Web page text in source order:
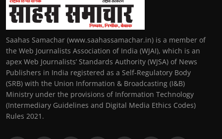
Saahas Samachar (www.saahassamachar.in) is a member of
the Web Journalists Association of India (WJAI), which is an
apex Web Journalists’ Standards Authority (WJSA) of News
Publishers in India registered as a Self-Regulatory Body
(SRB) with the Union Information & Broadcasting (I&B)
Ministry under the provisions of Information Technology
(Intermediary Guidelines and Digital Media Ethics Codes)
Rules 2021.